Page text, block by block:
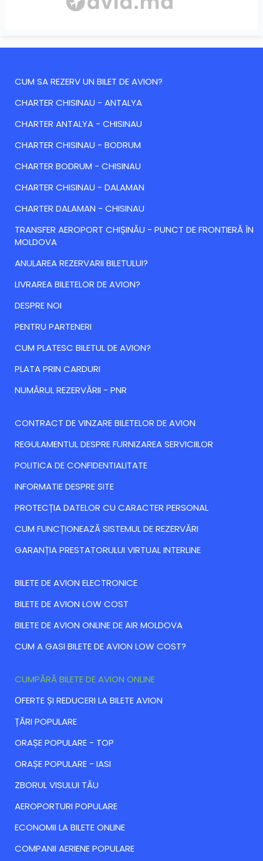
CUM SA REZERV UN BILET DE AVION?
CHARTER CHISINAU - ANTALYA
CHARTER ANTALYA - CHISINAU
CHARTER CHISINAU - BODRUM
CHARTER BODRUM - CHISINAU
CHARTER CHISINAU - DALAMAN
CHARTER DALAMAN - CHISINAU
TRANSFER AEROPORT CHIȘINĂU - PUNCT DE FRONTIERĂ ÎN
MOLDOVA
ANULAREA REZERVARII BILETULUI?
LIVRAREA BILETELOR DE AVION?
DESPRE NOI
PENTRU PARTENERI
CUM PLATESC BILETUL DE AVION?
PLATA PRIN CARDURI
NUMĂRUL REZERVĂRII - PNR
CONTRACT DE VINZARE BILETELOR DE AVION
REGULAMENTUL DESPRE FURNIZAREA SERVICIILOR
POLITICA DE CONFIDENTIALITATE
INFORMATIE DESPRE SITE
PROTECȚIA DATELOR CU CARACTER PERSONAL
CUM FUNCȚIONEAZĂ SISTEMUL DE REZERVĂRI
GARANȚIA PRESTATORULUI VIRTUAL INTERLINE
BILETE DE AVION ELECTRONICE
BILETE DE AVION LOW COST
BILETE DE AVION ONLINE DE AIR MOLDOVA
CUM A GASI BILETE DE AVION LOW COST?
CUMPĂRĂ BILETE DE AVION ONLINE
ОFERTE ȘI REDUCERI LA BILETE AVION
ȚĂRI POPULARE
ORAȘE POPULARE - TOP
ORAȘE POPULARE - IASI
ZBORUL VISULUI TĂU
AEROPORTURI POPULARE
ECONOMII LA BILETE ONLINE
COMPANII AERIENE POPULARE